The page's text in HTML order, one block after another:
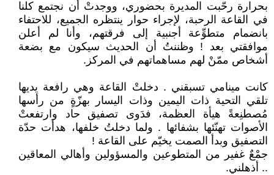
بحرارة رحّبت المديرة بحضوري، ووجدتْ أن نجتمع كلنا
في القاعة الرحبة، لإجراء حوار ينتظره الجميع، للاحتفاء
بانضمام متطوِّعة أجنبية إلى فرقتهم، وأنا لم أعلن
موافقتي بعد ! وظننتُ أن الحديث سيكون مع بضعة
أشخاص ممّنْ لهم مساهماتهم في المركز.
كانت مينامي تسبقني . دخلتْ القاعة وهي رافعة يديها
تلقي التحية ذات اليمين وذات اليسار بهزّةٍ من رأسها
مُصطنِعةً هيأة العظمة، فدَوى تصفيق حاد وارتفعتْ
الأصوات تهنّئها بشفائها . ولما دخلتُ خلفها، هدأت حدّة
التصفيق وبدأ الصمت يخيّم على القاعة !
جمْعٌ غفير من المتطوعين والمسؤولين وأهالي المعاقين
.. أذهلني.